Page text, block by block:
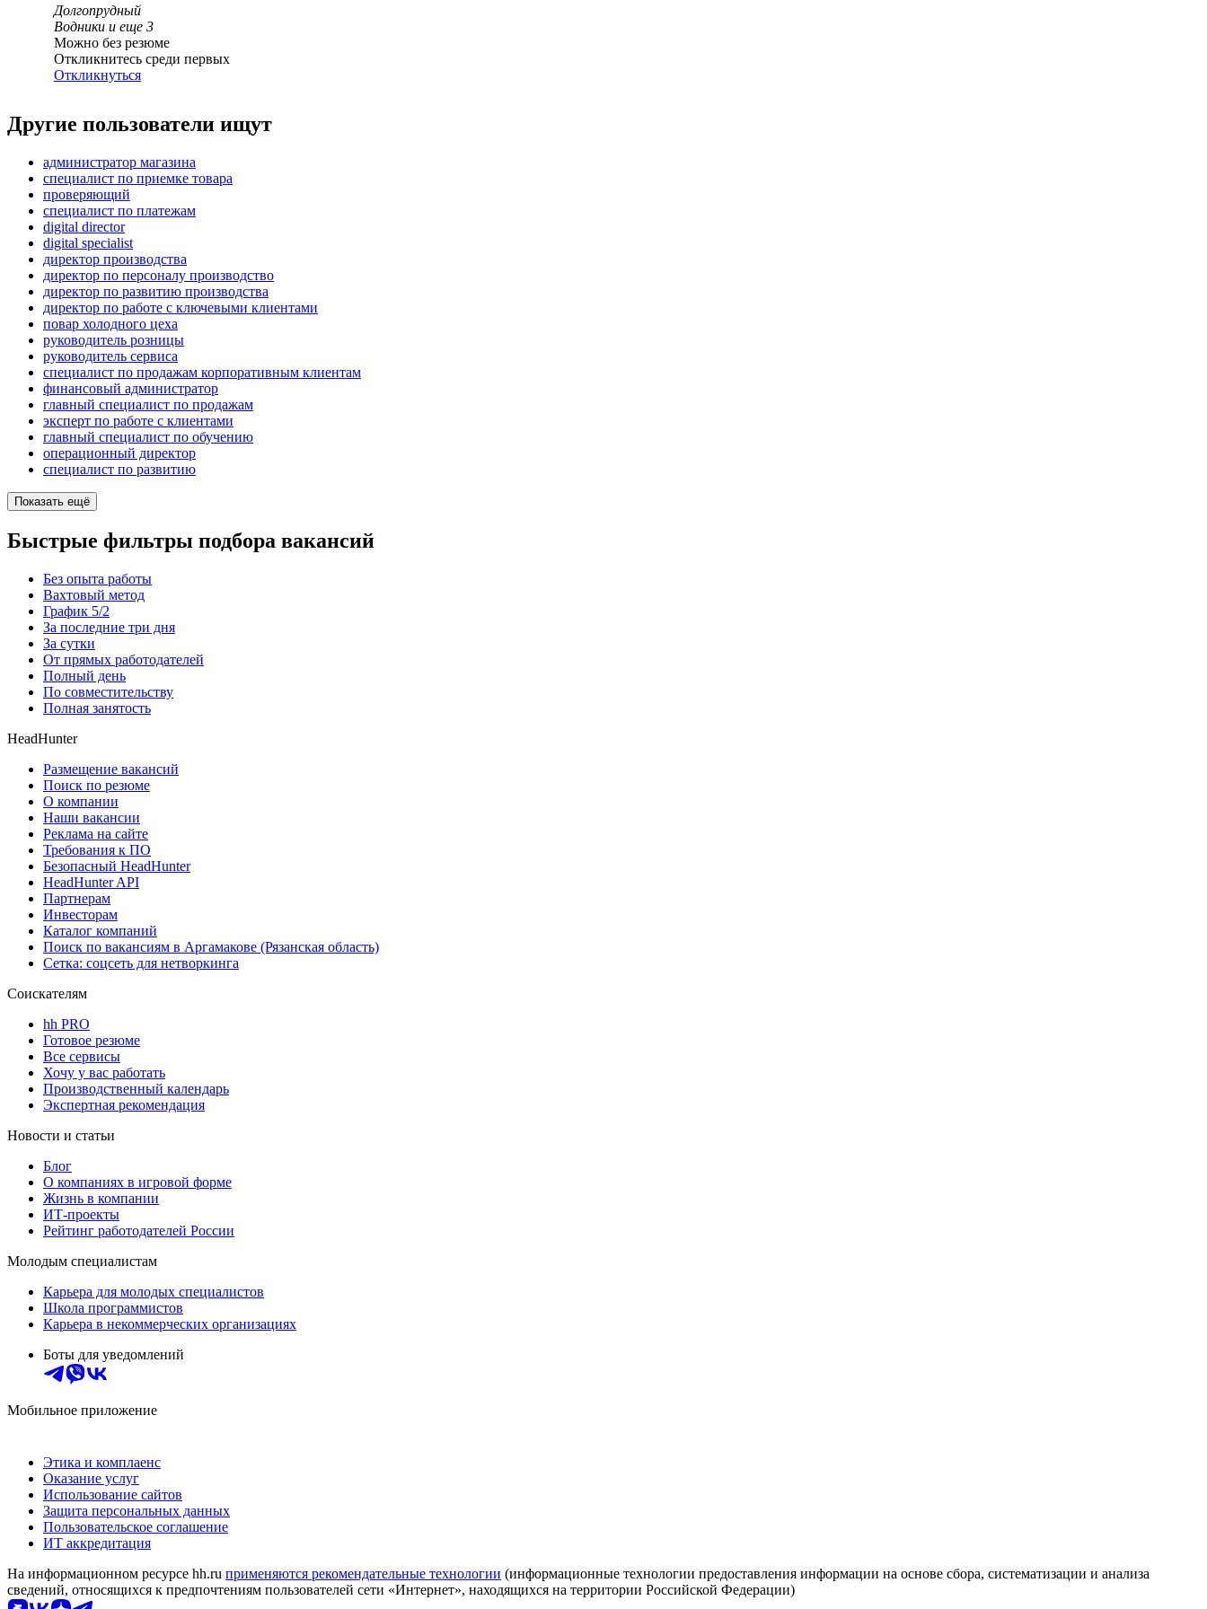
Долгопрудный
Водники и еще 3
Можно без резюме
Откликнитесь среди первых
Откликнуться
Другие пользователи ищут
администратор магазина
специалист по приемке товара
проверяющий
специалист по платежам
digital director
digital specialist
директор производства
директор по персоналу производство
директор по развитию производства
директор по работе с ключевыми клиентами
повар холодного цеха
руководитель розницы
руководитель сервиса
специалист по продажам корпоративным клиентам
финансовый администратор
главный специалист по продажам
эксперт по работе с клиентами
главный специалист по обучению
операционный директор
специалист по развитию
Показать ещё
Быстрые фильтры подбора вакансий
Без опыта работы
Вахтовый метод
График 5/2
За последние три дня
За сутки
От прямых работодателей
Полный день
По совместительству
Полная занятость
HeadHunter
Размещение вакансий
Поиск по резюме
О компании
Наши вакансии
Реклама на сайте
Требования к ПО
Безопасный HeadHunter
HeadHunter API
Партнерам
Инвесторам
Каталог компаний
Поиск по вакансиям в Аргамакове (Рязанская область)
Сетка: соцсеть для нетворкинга
Соискателям
hh PRO
Готовое резюме
Все сервисы
Хочу у вас работать
Производственный календарь
Экспертная рекомендация
Новости и статьи
Блог
О компаниях в игровой форме
Жизнь в компании
ИТ-проекты
Рейтинг работодателей России
Молодым специалистам
Карьера для молодых специалистов
Школа программистов
Карьера в некоммерческих организациях
Боты для уведомлений
Мобильное приложение
Этика и комплаенс
Оказание услуг
Использование сайтов
Защита персональных данных
Пользовательское соглашение
ИТ аккредитация
На информационном ресурсе hh.ru применяются рекомендательные технологии (информационные технологии предоставления информации на основе сбора, систематизации и анализа
сведений, относящихся к предпочтениям пользователей сети «Интернет», находящихся на территории Российской Федерации)